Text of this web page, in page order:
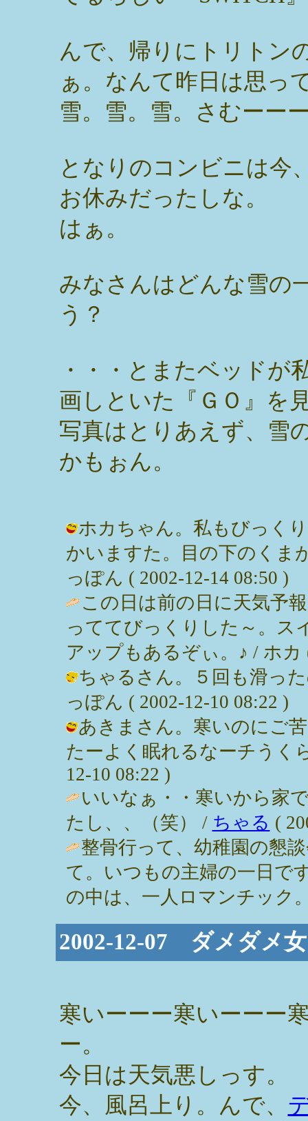
んで、帰りにトリトン
ぁ。なんて昨日は思っ
雪。雪。雪。さむーー
となりのコンビニは今
お休みだったしな。
はぁ。
みなさんはどんな雪の
う？
・・・とまたベッドが
画しといた『ＧＯ』を
写真はとりあえず、雪
かもぉん。
ホカちゃん。私もびっく
かいますた。目の下のくま
っぽん ( 2002-12-14 08:50 )
この日は前の日に天気予
っててびっくりした～。ス
アップもあるぞぃ。♪ / ホカ
ちゃるさん。５回も滑っ
っぽん ( 2002-12-10 08:22 )
あきまさん。寒いのにご
たーよく眠れるなーチうく
12-10 08:22 )
いいなぁ・・寒いから家
たし、、（笑） / ちゃる (
整骨行って、幼稚園の懇
て。いつもの主婦の一日で
の中は、一人ロマンチック
2002-12-07 ダメダメ
寒いーーー寒いーーー
ー。
今日は天気悪しっす。
今、風呂上り。んで、